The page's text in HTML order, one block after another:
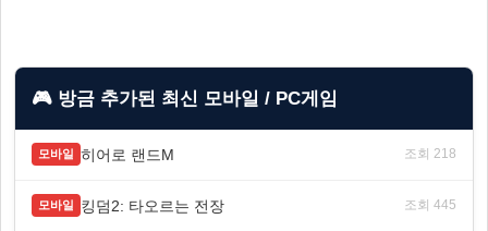
🎮 방금 추가된 최신 모바일 / PC게임
모바일 히어로 랜드M 조회 218
모바일 킹덤2: 타오르는 전장 조회 445